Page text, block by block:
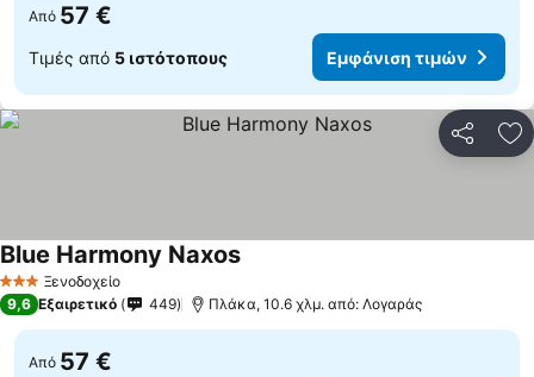
Από 57 €
Τιμές από 5 ιστότοπους Εμφάνιση τιμών
3 ΑστέριαΞενοδοχείο
Blue Harmony Naxos
9,6 Εξαιρετικό 449 Πλάκα, 10.6 χλμ. από: Λογαράς
Από 57 €